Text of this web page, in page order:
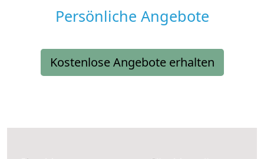
Persönliche Angebote
Kostenlose Angebote erhalten